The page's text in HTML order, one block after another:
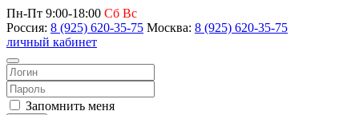
Пн-Пт 9:00-18:00 Сб Вс
Россия: 8 (925) 620-35-75 Москва: 8 (925) 620-35-75
личный кабинет
Запомнить меня